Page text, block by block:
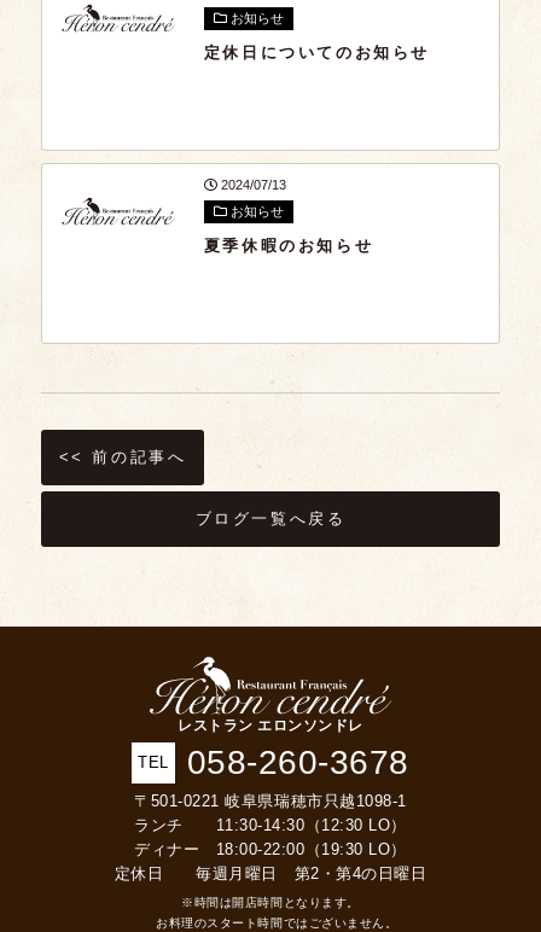
お知らせ
定休日についてのお知らせ
2024/07/13
お知らせ
夏季休暇のお知らせ
<< 前の記事へ
ブログ一覧へ戻る
レストラン エロンソンドレ
TEL 058-260-3678
〒501-0221 岐阜県瑞穂市只越1098-1
ランチ 11:30-14:30（12:30 LO）
ディナー 18:00-22:00（19:30 LO）
定休日 毎週月曜日 第2・第4の日曜日
※時間は開店時間となります。
お料理のスタート時間ではございません。